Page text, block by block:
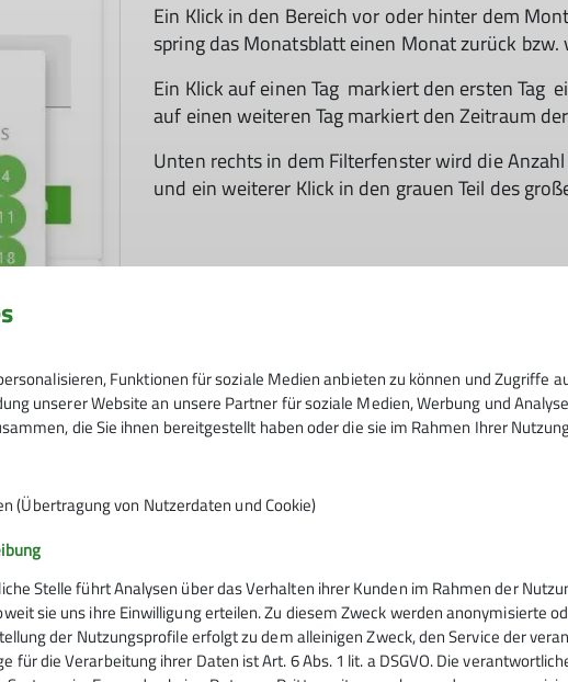
FN / Webmaster
Ein Klick in den Bereich vor oder hinter dem
spring das Monatsblatt einen Monat zurück bzw.
Ein Klick auf einen Tag markiert den ersten Tag
auf einen weiteren Tag markiert den Zeitraum
Unten rechts in dem Filterfenster wird die
und ein weiterer Klick in den grauen Teil des
Funktionen für soziale Medien anbieten zu können und Zugriffe
unserer Website an unsere Partner für soziale Medien, Werbung und
die Sie ihnen bereitgestellt haben oder die sie im Rahmen Ihrer
(Übertragung von Nutzerdaten und Cookie)
Stelle führt Analysen über das Verhalten ihrer Kunden im Rahmen der
sie uns ihre Einwilligung erteilen. Zu diesem Zweck werden anonymisierte
der Nutzungsprofile erfolgt zu dem alleinigen Zweck, den Service der
für die Verarbeitung ihrer Daten ist Art. 6 Abs. 1 lit. a DSGVO. Die